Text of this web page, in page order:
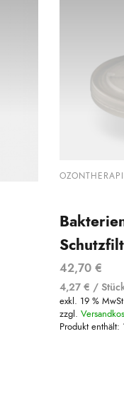
42,70€
4,27€ /
exkl. 19 %
zzgl.
Produkt